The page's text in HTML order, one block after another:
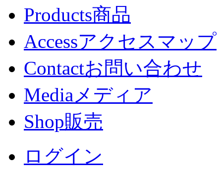
Products商品
Accessアクセスマップ
Contactお問い合わせ
Mediaメディア
Shop販売
ログイン